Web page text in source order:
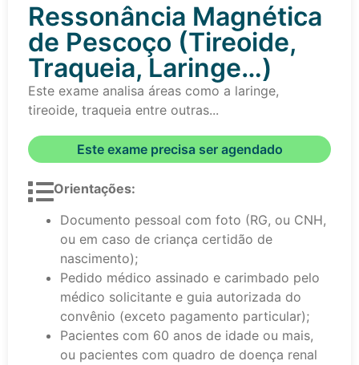
Ressonância Magnética
de Pescoço (Tireoide,
Traqueia, Laringe…)
Este exame analisa áreas como a laringe,
tireoide, traqueia entre outras...
Este exame precisa ser agendado
Orientações:
Documento pessoal com foto (RG, ou CNH,
ou em caso de criança certidão de
nascimento);
Pedido médico assinado e carimbado pelo
médico solicitante e guia autorizada do
convênio (exceto pagamento particular);
Pacientes com 60 anos de idade ou mais,
ou pacientes com quadro de doença renal